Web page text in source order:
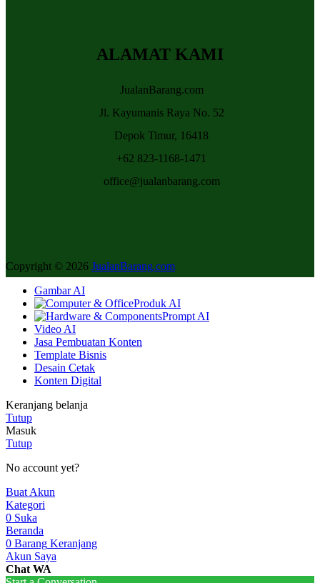
ALAMAT KAMI
JualanBarang.com
Jl. Kayumanis Raya No. 52
Depok Timur, 16418
+62 823-1168-1471
office@jualanbarang.com
Copyright © 2026 JualanBarang.com
Gambar AI
Produk AI
Prompt AI
Video AI
Jasa Pembuatan Konten
Template Bisnis
Desain Cetak
Konten Digital
Keranjang belanja
Tutup
Masuk
Tutup
No account yet?
Buat Akun
Kategori
0 Suka
Beranda
0 Barang Keranjang
Akun Saya
Chat WA